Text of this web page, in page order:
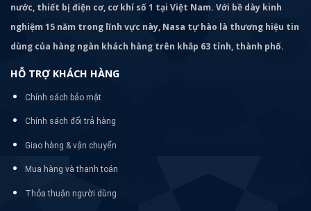
nước, thiết bị điện cơ, cơ khí số 1 tại Việt Nam. Với bề dày kinh
nghiệm 15 năm trong lĩnh vực này, Nasa tự hào là thương hiệu tin
dùng của hàng ngàn khách hàng trên khắp 63 tỉnh, thành phố.
HỖ TRỢ KHÁCH HÀNG
Chính sách bảo mật
Chính sách đổi trả hàng
Giao hàng & vận chuyển
Mua hàng và thanh toán
Thỏa thuận người dùng